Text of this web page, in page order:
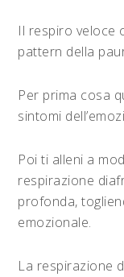
Il respiro veloce
pattern della
Per prima cosa
sintomi
Poi ti alleni a
respirazione
profonda,
emozionale.
La respirazione